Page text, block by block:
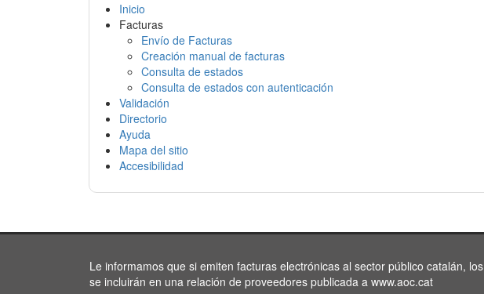
Inicio
Facturas
Envío de Facturas
Creación manual de facturas
Consulta de estados
Consulta de estados con autenticación
Validación
Directorio
Ayuda
Mapa del sitio
Accesibilidad
Le informamos que si emiten facturas electrónicas al sector público catalán,
se incluirán en una relación de proveedores publicada a www.aoc.cat